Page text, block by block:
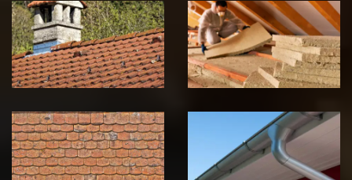
Couvreur
zingueur 39
Jura
Isolation de
toiture 39
Jura
démoussage de
toiture 39
Jura
pose de
gouttière 39
Jura